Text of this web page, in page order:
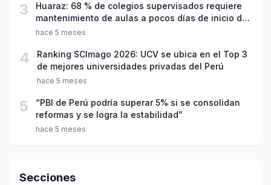
3
Huaraz: 68 % de colegios supervisados requiere
mantenimiento de aulas a pocos días de inicio del
año escolar 2026
hace 5 meses
4
Ranking SCImago 2026: UCV se ubica en el Top 3
de mejores universidades privadas del Perú
hace 5 meses
5
“PBI de Perú podría superar 5% si se consolidan
reformas y se logra la estabilidad”
hace 5 meses
Secciones